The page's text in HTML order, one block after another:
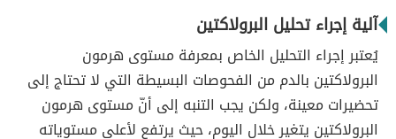
آلية إجراء تحليل البرولاكتين
يُعتبر إجراء التحليل الخاص بمعرفة مستوى هرمون
البرولاكتين بالدم من الفحوصات البسيطة التي لا تحتاج إلى
تحضيرات معينة، ولكن يجب التنبه إلى أنّ مستوى هرمون
البرولاكتين يتغير خلال اليوم، حيث يرتفع لأعلى مستوياته